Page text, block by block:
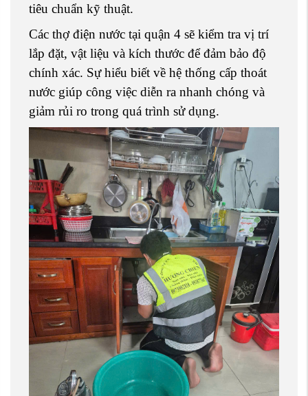
tiêu chuẩn kỹ thuật.
Các thợ điện nước tại quận 4 sẽ kiểm tra vị trí
lắp đặt, vật liệu và kích thước để đảm bảo độ
chính xác. Sự hiểu biết về hệ thống cấp thoát
nước giúp công việc diễn ra nhanh chóng và
giảm rủi ro trong quá trình sử dụng.